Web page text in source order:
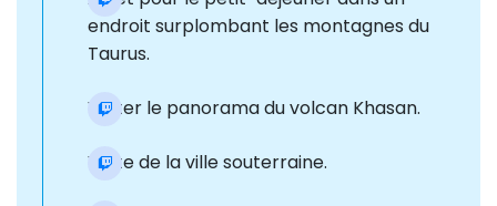
endroit surplombant les montagnes du
Taurus.
Visiter le panorama du volcan Khasan.
Visite de la ville souterraine.